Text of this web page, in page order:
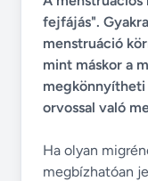
fejfájás".
menstruáció
mint máskor a
megkönnyítheti
orvossal való
Ha olyan
megbízhatóan